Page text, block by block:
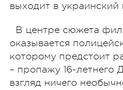
выходит в украинский
В центре сюжета
оказывается
которому предстоит
– пропажу 16-
взгляд ничего